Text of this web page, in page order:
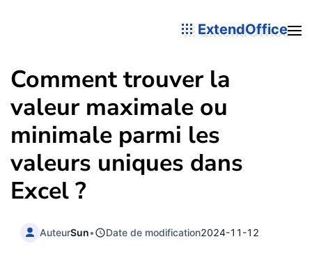
ExtendOffice
Comment trouver la
valeur maximale ou
minimale parmi les
valeurs uniques dans
Excel ?
AuteurSun• Date de modification2024-11-12